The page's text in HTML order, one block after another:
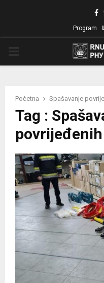
Program
Početna Spašavanje
Tag :
povrijeđenih